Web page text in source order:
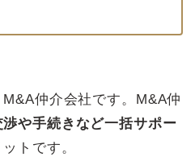
仲介会社です。M&A仲
渉や手続きなど一括サポー
トです。